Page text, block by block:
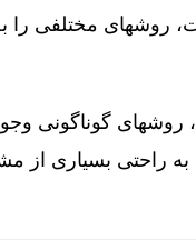
روشهای مختلفی را
روشهای گوناگونی
راحتی بسیاری از